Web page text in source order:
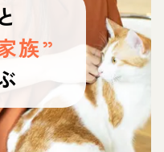
と
族”